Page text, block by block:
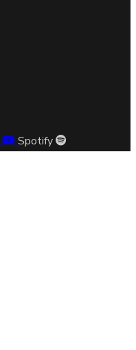
Spotify